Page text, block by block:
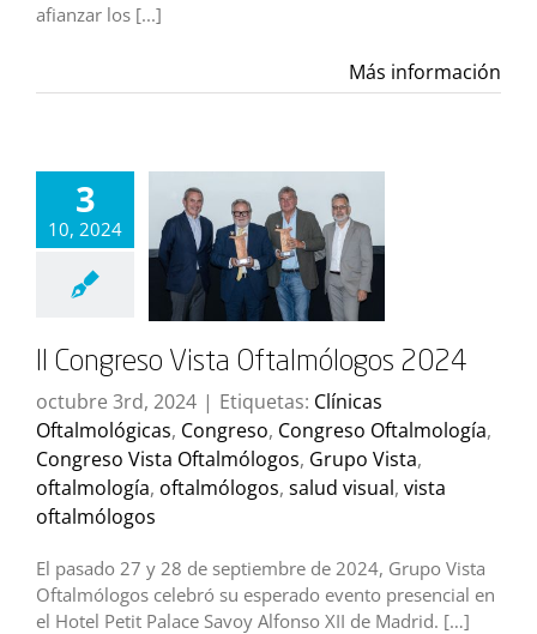
afianzar los [...]
Más información
3
10, 2024
II Congreso Vista Oftalmólogos 2024
octubre 3rd, 2024 | Etiquetas: Clínicas
Oftalmológicas, Congreso, Congreso Oftalmología,
Congreso Vista Oftalmólogos, Grupo Vista,
oftalmología, oftalmólogos, salud visual, vista
oftalmólogos
El pasado 27 y 28 de septiembre de 2024, Grupo Vista
Oftalmólogos celebró su esperado evento presencial en
el Hotel Petit Palace Savoy Alfonso XII de Madrid. […]